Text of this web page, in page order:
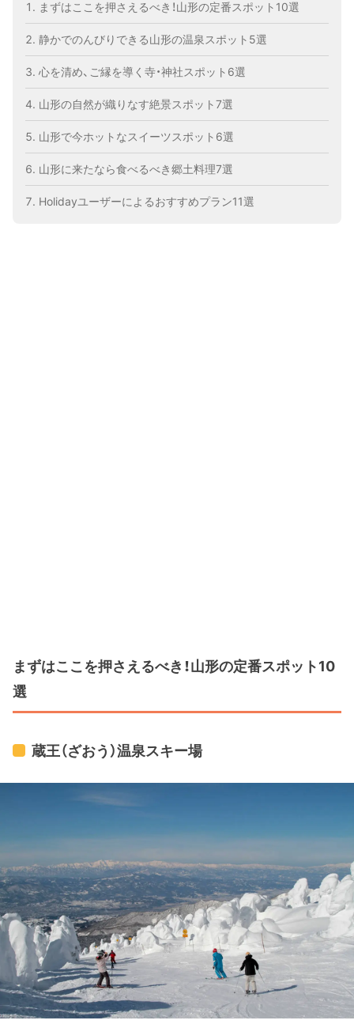
まずはここを押さえるべき！山形の定番スポット10選
静かでのんびりできる山形の温泉スポット5選
心を清め、ご縁を導く寺・神社スポット6選
山形の自然が織りなす絶景スポット7選
山形で今ホットなスイーツスポット6選
山形に来たなら食べるべき郷土料理7選
Holidayユーザーによるおすすめプラン11選
まずはここを押さえるべき！山形の定番スポット10
選
蔵王（ざおう）温泉スキー場